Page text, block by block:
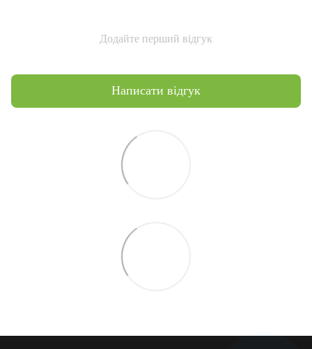
Додайте перший відгук
Написати відгук